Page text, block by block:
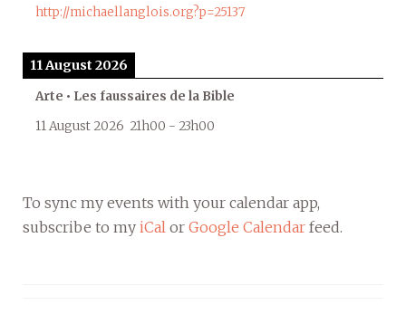
http://michaellanglois.org?p=25137
11 August 2026
Arte • Les faussaires de la Bible
11 August 2026 21h00 - 23h00
To sync my events with your calendar app,
subscribe to my iCal or Google Calendar feed.